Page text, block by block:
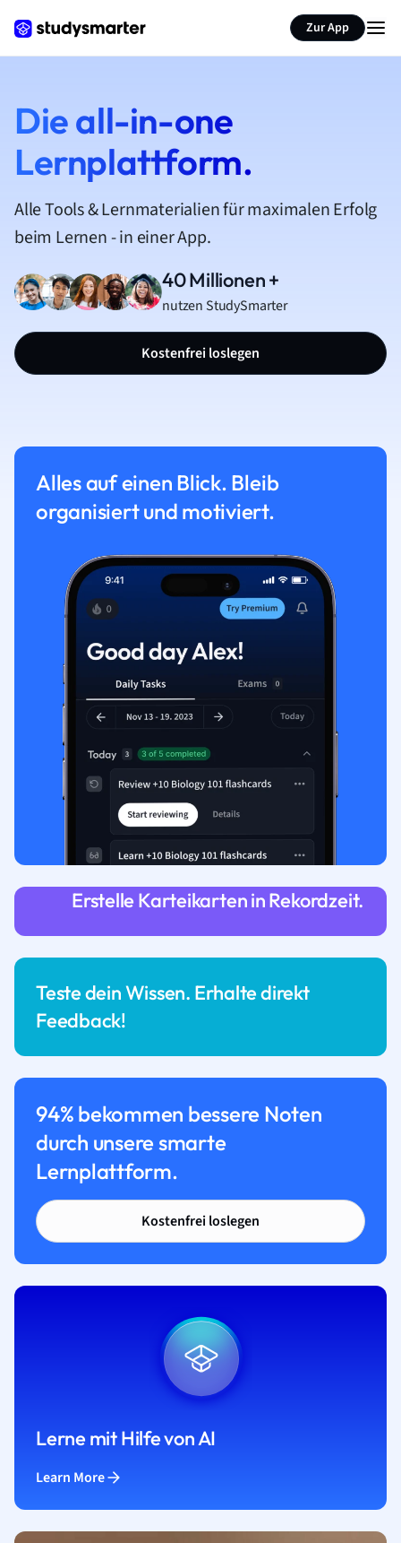
Zur App
Die all-in-one
Lernplattform.
Alle Tools & Lernmaterialien für maximalen Erfolg
beim Lernen - in einer App.
40 Millionen +
nutzen StudySmarter
Kostenfrei loslegen
Alles auf einen Blick. Bleib
organisiert und motiviert.
Erstelle Karteikarten in Rekordzeit.
Teste dein Wissen. Erhalte direkt
Feedback!
94% bekommen bessere Noten
durch unsere smarte
Lernplattform.
Kostenfrei loslegen
Lerne mit Hilfe von AI
Learn More